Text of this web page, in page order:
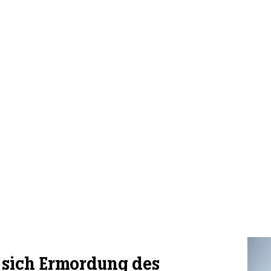
Ermordung des